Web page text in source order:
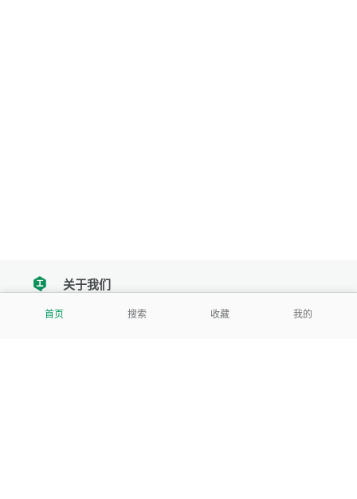
首页 搜索 收藏 我的
tencent关于我们
我们努力把每一个工具做成批量处理的产品